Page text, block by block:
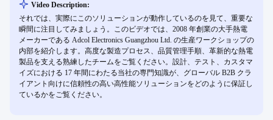
Video Description:
それでは、実際にこのソリューションが動作しているのを見て、重要な
瞬間に注目してみましょう。このビデオでは、2008 年創業の大手熱電
メーカーである Adcol Electronics Guangzhou Ltd. の生産ワークショップの
内部を紹介します。高度な製造プロセス、品質管理手順、革新的な熱電
製品を支える熟練したチームをご覧ください。設計、テスト、カスタマ
イズにおける 17 年間にわたる当社の専門知識が、グローバル B2B クラ
イアント向けに信頼性の高い高性能ソリューションをどのように保証し
ているかをご覧ください。